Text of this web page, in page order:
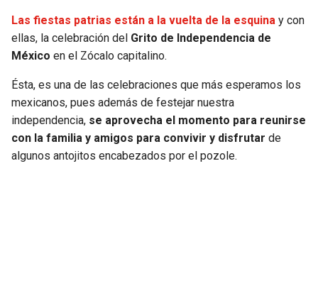
CARDINALS
RAMS
49ERS
SEAHAWKS
MAVERICKS
ROCKETS
GRIZZLIES
PELICANS
Las fiestas patrias están a la vuelta de la esquina y con
ellas, la celebración del Grito de Independencia de
México en el Zócalo capitalino.
Ésta, es una de las celebraciones que más esperamos los
mexicanos, pues además de festejar nuestra
independencia, se aprovecha el momento para reunirse
con la familia y amigos para convivir y disfrutar de
algunos antojitos encabezados por el pozole.